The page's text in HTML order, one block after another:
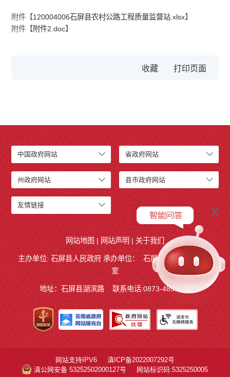
附件【120004006石屏县农村公路工程质量监督站.xlsx】
附件【附件2.doc】
收藏
中国政府网站 省政府网站
州政府网站 县市政府网站
友情链接
网站地图 | 网站声明 | 关于我们
主办单位: 石屏县人民政府 承办单位： 石屏县人民政府 办公
室
地址：石屏县湖滨路 联系电话:0873-4858140
x
网站支持IPV6
滇ICP备2022007292号
滇公网安备 53252502000127号
网站标识码:5325250005